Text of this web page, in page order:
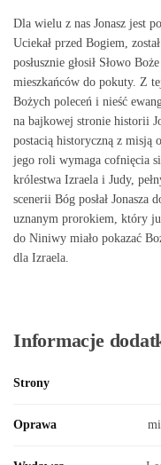
Dla wielu z nas Jonasz jest
Uciekał przed Bogiem,
posłusznie głosił Słowo
mieszkańców do pokuty. Z
Bożych poleceń i nieść
na bajkowej stronie historii
postacią historyczną z misją
jego roli wymaga cofnięcia
królestwa Izraela i Judy,
scenerii Bóg posłał
uznanym prorokiem, który
do Niniwy miało pokazać
dla Izraela.
Informacje
Strony
Oprawa